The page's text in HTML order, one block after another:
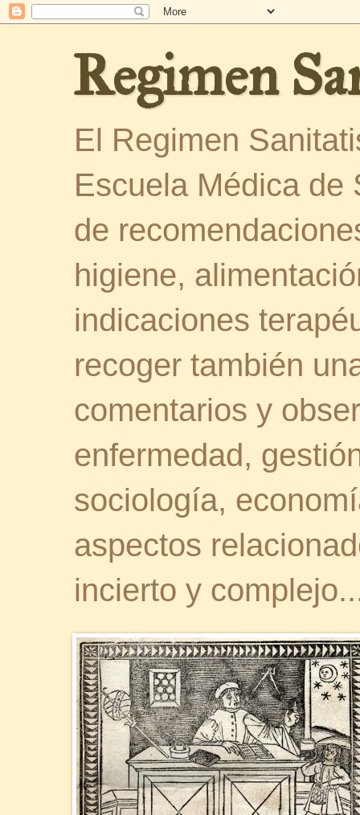
Regimen
El Regimen
Escuela Médica de
de
higiene,
indicaciones
recoger también
comentarios y
enfermedad,
sociología,
aspectos
incierto y